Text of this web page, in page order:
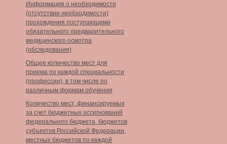
Информация о необходимости
(отсутствии необходимости)
прохождения поступающими
обязательного предварительного
медицинского осмотра
(обследования)
Общее количество мест для
приема по каждой специальности
(профессии), в том числе по
различным формам обучения
Количество мест, финансируемых
за счет бюджетных ассигнований
федерального бюджета, бюджетов
субъектов Российской Федерации,
местных бюджетов по каждой